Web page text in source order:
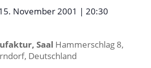
November 2001 | 20:30
Saal Hammerschlag 8,
Deutschland